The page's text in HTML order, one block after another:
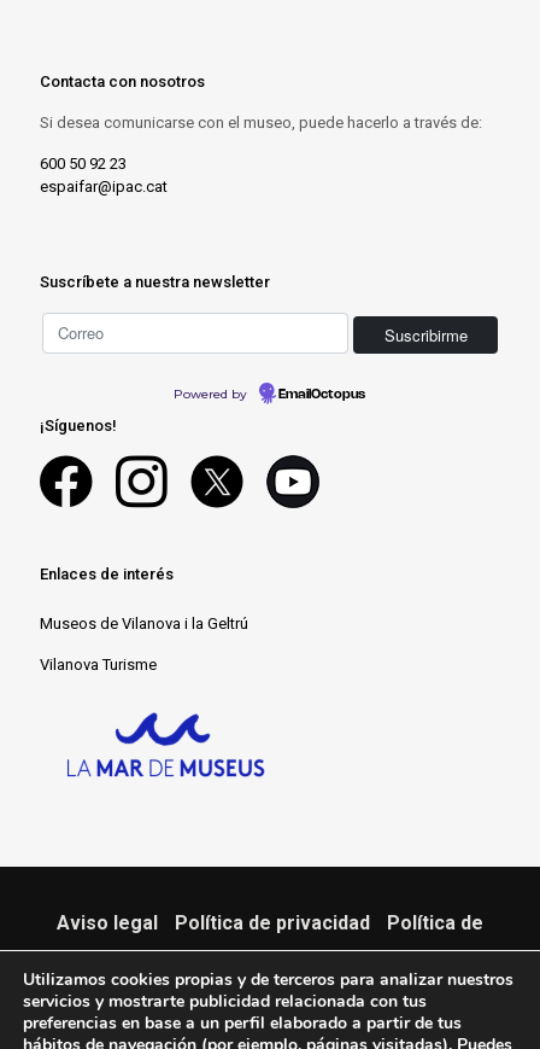
Contacta con nosotros
Si desea comunicarse con el museo, puede hacerlo a través de:
600 50 92 23
espaifar@ipac.cat
Suscríbete a nuestra newsletter
Powered by EmailOctopus
¡Síguenos!
Enlaces de interés
Museos de Vilanova i la Geltrú
Vilanova Turisme
Aviso legal Política de privacidad
Política de
© 2022 Museu Espai Far. Pujada Far de Sant Cristòfol, 2. Vilanova i la
Utilizamos cookies propias y de terceros para analizar nuestros
servicios y mostrarte publicidad relacionada con tus
preferencias en base a un perfil elaborado a partir de tus